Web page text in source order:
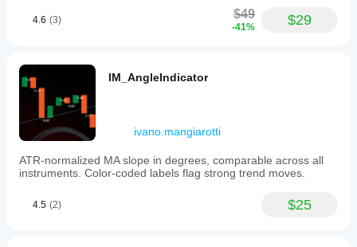
4.6 (3) $49
-41% $29
IM_AngleIndicator
ivano.mangiarotti
ATR-normalized MA slope in degrees, comparable across all
instruments. Color-coded labels flag strong trend moves.
4.5 (2) $25